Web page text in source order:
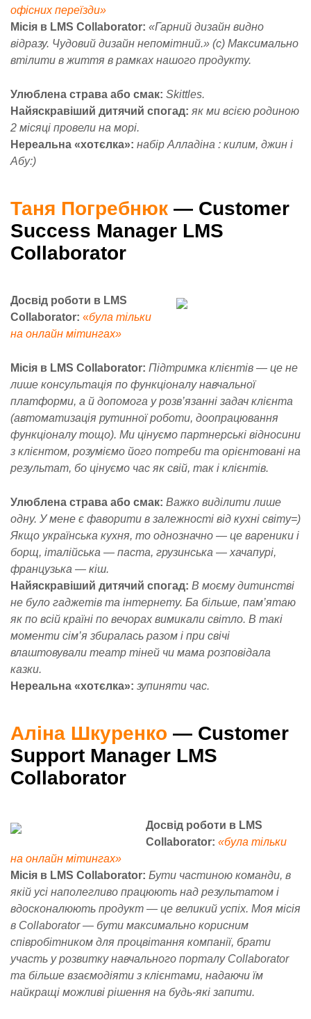
офісних переїзди»
Місія в LMS Collaborator: «Гарний дизайн видно
відразу. Чудовий дизайн непомітний.» (с) Максимально
втілити в життя в рамках нашого продукту.
Улюблена страва або смак: Skittles.
Найяскравіший дитячий спогад: як ми всією родиною
2 місяці провели на морі.
Нереальна «хотєлка»: набір Алладіна : килим, джин і
Абу:)
Таня Погребнюк — Customer
Success Manager LMS
Collaborator
Досвід роботи в LMS
Collaborator: «була тільки
на онлайн мітингах»
Місія в LMS Collaborator: Підтримка клієнтів — це не
лише консультація по функціоналу навчальної
платформи, а й допомога у розв’язанні задач клієнта
(автоматизація рутинної роботи, доопрацювання
функціоналу тощо). Ми цінуємо партнерські відносини
з клієнтом, розуміємо його потреби та орієнтовані на
результат, бо цінуємо час як свій, так і клієнтів.
Улюблена страва або смак: Важко виділити лише
одну. У мене є фаворити в залежності від кухні світу=)
Якщо українська кухня, то однозначно — це вареники і
борщ, італійська — паста, грузинська — хачапурі,
французька — кіш.
Найяскравіший дитячий спогад: В моєму дитинстві
не було гаджетів та інтернету. Ба більше, пам’ятаю
як по всій країні по вечорах вимикали світло. В такі
моменти сім’я збиралась разом і при свічі
влаштовували театр тіней чи мама розповідала
казки.
Нереальна «хотєлка»: зупиняти час.
Аліна Шкуренко — Customer
Support Manager LMS
Collaborator
Досвід роботи в LMS
Collaborator: «була тільки
на онлайн мітингах»
Місія в LMS Collaborator: Бути частиною команди, в
якій усі наполегливо працюють над результатом і
вдосконалюють продукт — це великий успіх. Моя місія
в Collaborator — бути максимально корисним
співробітником для процвітання компанії, брати
участь у розвитку навчального порталу Collaborator
та більше взаємодіяти з клієнтами, надаючи їм
найкращі можливі рішення на будь-які запити.